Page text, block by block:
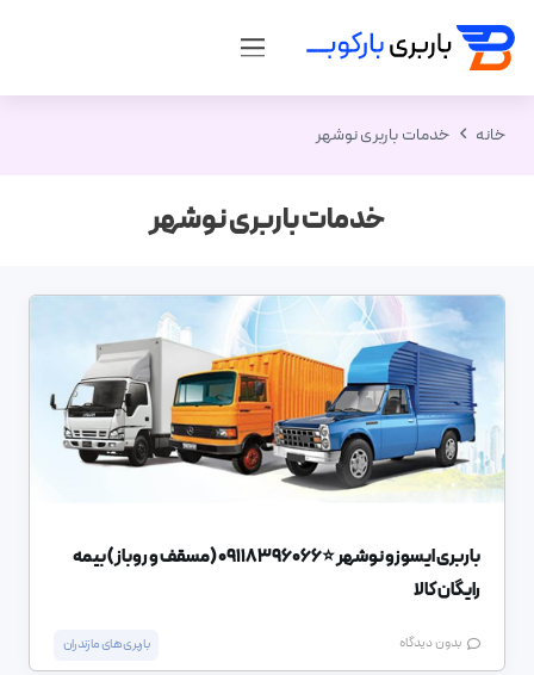
خانه خدمات باربری نوشهر
خدمات باربری نوشهر
باربری ایسوزو نوشهر ⭐️09118396066 (مسقف و روباز) بیمه
رایگان کالا
بدون دیدگاه باربری های مازندران